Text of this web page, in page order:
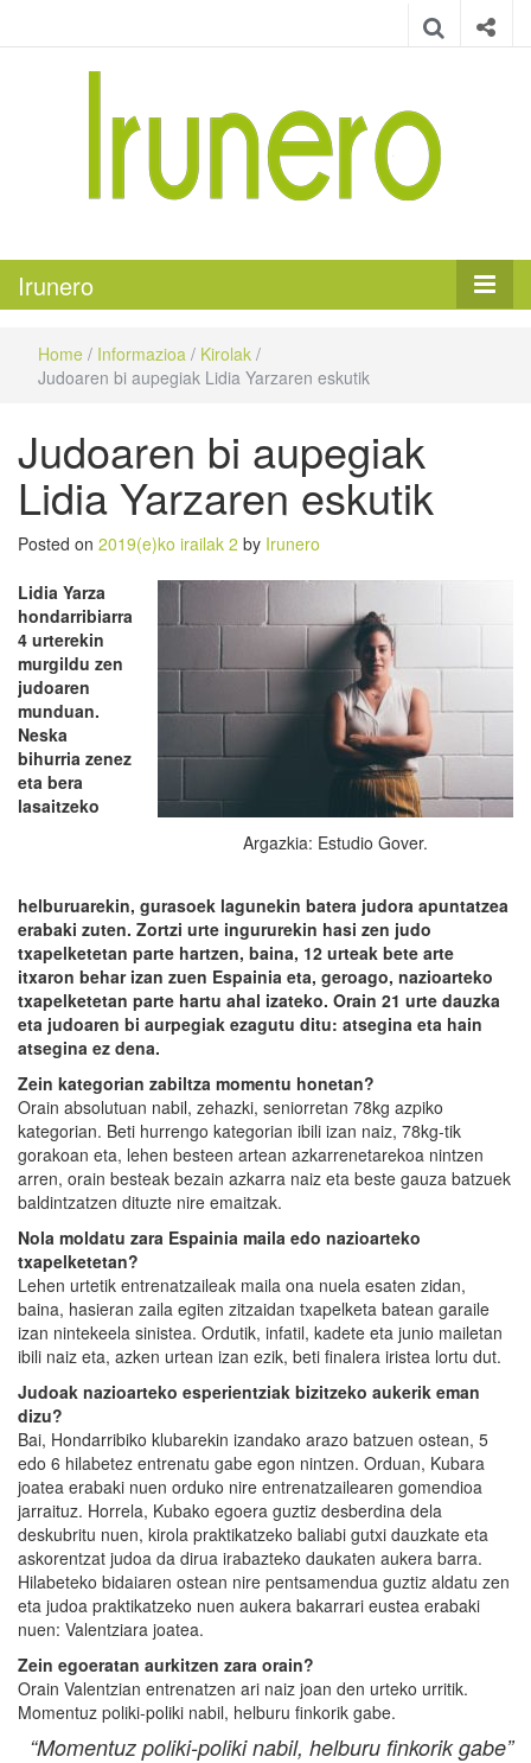
Irunero
Home / Informazioa / Kirolak /
Judoaren bi aupegiak Lidia Yarzaren eskutik
Judoaren bi aupegiak
Lidia Yarzaren eskutik
Posted on 2019(e)ko irailak 2 by Irunero
Argazkia: Estudio Gover.
Lidia Yarza
hondarribiarra
4 urterekin
murgildu zen
judoaren
munduan.
Neska
bihurria zenez
eta bera
lasaitzeko
helburuarekin, gurasoek lagunekin batera judora apuntatzea
erabaki zuten. Zortzi urte ingururekin hasi zen judo
txapelketetan parte hartzen, baina, 12 urteak bete arte
itxaron behar izan zuen Espainia eta, geroago, nazioarteko
txapelketetan parte hartu ahal izateko. Orain 21 urte dauzka
eta judoaren bi aurpegiak ezagutu ditu: atsegina eta hain
atsegina ez dena.
Zein kategorian zabiltza momentu honetan?
Orain absolutuan nabil, zehazki, seniorretan 78kg azpiko
kategorian. Beti hurrengo kategorian ibili izan naiz, 78kg-tik
gorakoan eta, lehen besteen artean azkarrenetarekoa nintzen
arren, orain besteak bezain azkarra naiz eta beste gauza batzuek
baldintzatzen dituzte nire emaitzak.
Nola moldatu zara Espainia maila edo nazioarteko
txapelketetan?
Lehen urtetik entrenatzaileak maila ona nuela esaten zidan,
baina, hasieran zaila egiten zitzaidan txapelketa batean garaile
izan nintekeela sinistea. Ordutik, infatil, kadete eta junio mailetan
ibili naiz eta, azken urtean izan ezik, beti finalera iristea lortu dut.
Judoak nazioarteko esperientziak bizitzeko aukerik eman
dizu?
Bai, Hondarribiko klubarekin izandako arazo batzuen ostean, 5
edo 6 hilabetez entrenatu gabe egon nintzen. Orduan, Kubara
joatea erabaki nuen orduko nire entrenatzailearen gomendioa
jarraituz. Horrela, Kubako egoera guztiz desberdina dela
deskubritu nuen, kirola praktikatzeko baliabi gutxi dauzkate eta
askorentzat judoa da dirua irabazteko daukaten aukera barra.
Hilabeteko bidaiaren ostean nire pentsamendua guztiz aldatu zen
eta judoa praktikatzeko nuen aukera bakarrari eustea erabaki
nuen: Valentziara joatea.
Zein egoeratan aurkitzen zara orain?
Orain Valentzian entrenatzen ari naiz joan den urteko urritik.
Momentuz poliki-poliki nabil, helburu finkorik gabe.
“Momentuz poliki-poliki nabil, helburu finkorik gabe”